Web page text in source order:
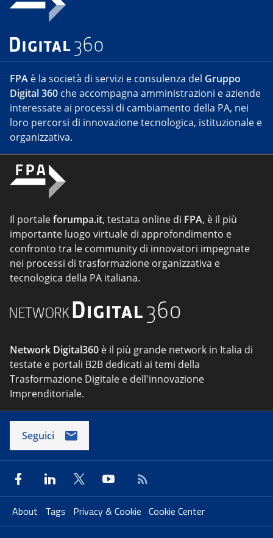
FPA è la società di servizi e consulenza del Gruppo
Digital 360 che accompagna amministrazioni e aziende
interessate ai processi di cambiamento della PA, nei
loro percorsi di innovazione tecnologica, istituzionale e
organizzativa.
Il portaleforumpa.it, testata online di FPA, è il più
importante luogo virtuale di approfondimento e
confronto tra le community di innovatori impegnate
nei processi di trasformazione organizzativa e
tecnologica della PA italiana.
Network Digital360 è il più grande network in Italia di
testate e portali B2B dedicati ai temi della
Trasformazione Digitale e dell'innovazione
Imprenditoriale.
Seguici
About Tags Privacy & Cookie Cookie Center